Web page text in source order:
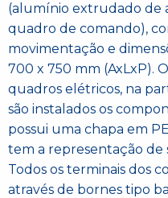
(alumínio extrudado de
quadro de comando),
movimentação e
700 x 750 mm (AxLxP).
quadros elétricos, na
são instalados os
possui uma chapa em
tem a representação de
Todos os terminais dos
através de bornes tipo